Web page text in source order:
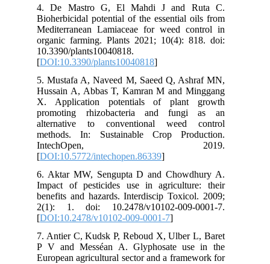
4. De Mastro G, El Mahdi J and Ruta C.
Bioherbicidal potential of the essential oils from
Mediterranean Lamiaceae for weed control in
organic farming. Plants 2021; 10(4): 818. doi:
10.3390/plants10040818.
[DOI:10.3390/plants10040818
5. Mustafa A, Naveed M, Saeed Q, Ashraf MN,
Hussain A, Abbas T, Kamran M and Minggang
X. Application potentials of plant growth
promoting rhizobacteria and fungi as an
alternative to conventional weed control
methods. In: Sustainable Crop Production.
IntechOpen, 2019.
[DOI:10.5772/intechopen.86339
6. Aktar MW, Sengupta D and Chowdhury A.
Impact of pesticides use in agriculture: their
benefits and hazards. Interdiscip Toxicol. 2009;
2(1): 1. doi: 10.2478/v10102-009-0001-7.
[DOI:10.2478/v10102-009-0001-7
7. Antier C, Kudsk P, Reboud X, Ulber L, Baret
P V and Messéan A. Glyphosate use in the
European agricultural sector and a framework for